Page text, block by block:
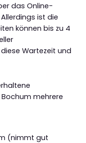
das Online-
ist die
können bis zu 4
Wartezeit und
mehrere
(nimmt gut